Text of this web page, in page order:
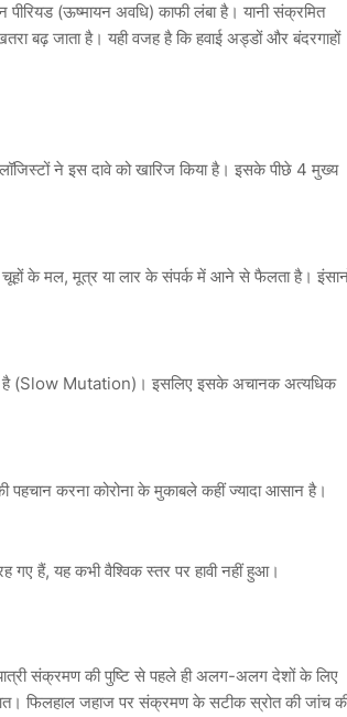
पीरियड (ऊष्मायन अवधि) काफी लंबा है। यानी संक्रमित
बढ़ जाता है। यही वजह है कि हवाई अड्डों और बंदरगाहों
ने इस दावे को खारिज किया है। इसके पीछे 4 मुख्य
चूहों के मल, मूत्र या लार के संपर्क में आने से फैलता है।
है (Slow Mutation)। इसलिए इसके अचानक अत्यधिक
पहचान करना कोरोना के मुकाबले कहीं ज्यादा आसान है।
गए हैं, यह कभी वैश्विक स्तर पर हावी नहीं हुआ।
संक्रमण की पुष्टि से पहले ही अलग-अलग देशों के लिए
फिलहाल जहाज पर संक्रमण के सटीक स्रोत की जांच